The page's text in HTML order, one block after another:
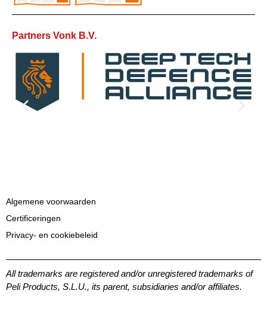
Partners Vonk B.V.
Algemene voorwaarden
Certificeringen
Privacy- en cookiebeleid
All trademarks are registered and/or unregistered trademarks of
Peli Products, S.L.U., its parent, subsidiaries and/or affiliates.